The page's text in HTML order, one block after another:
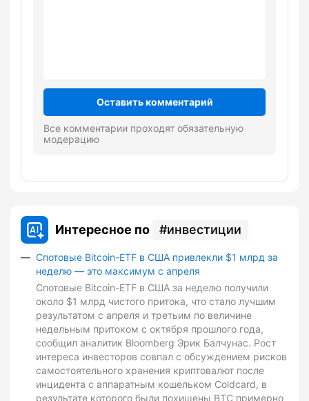
Оставить комментарий
Все комментарии проходят обязательную
модерацию
Интересное по инвестиции
Спотовые Bitcoin-ETF в США привлекли $1 млрд за
неделю — это максимум с апреля
Спотовые Bitcoin-ETF в США за неделю получили
около $1 млрд чистого притока, что стало лучшим
результатом с апреля и третьим по величине
недельным притоком с октября прошлого года,
сообщил аналитик Bloomberg Эрик Балчунас. Рост
интереса инвесторов совпал с обсуждением рисков
самостоятельного хранения криптовалют после
инцидента с аппаратным кошельком Coldcard, в
результате которого были похищены BTC примерно